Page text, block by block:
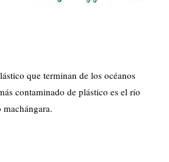
que terminan de los océanos
contaminado de plástico es el río